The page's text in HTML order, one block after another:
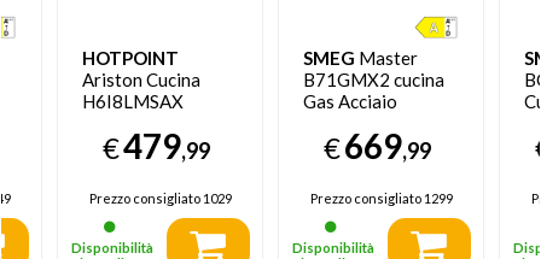
HOTPOINT
Ariston Cucina
H6I8LMSAX
€479,99
Prezzo consigliato1029
Disponibilità
SMEG Master
B71GMX2 cucina
Gas Acciaio
€669,99
Prezzo consigliato1299
Disponibilità